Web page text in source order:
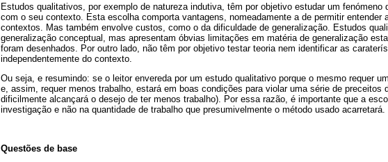
Estudos qualitativos, por exemplo de natureza indutiva, têm por objetivo estudar um fenómeno
com o seu contexto. Esta escolha comporta vantagens, nomeadamente a de permitir entender
contextos. Mas também envolve custos, como o da dificuldade de generalização. Estudos
generalização conceptual, mas apresentam óbvias limitações em matéria de generalização
foram desenhados. Por outro lado, não têm por objetivo testar teoria nem identificar as
independentemente do contexto.
Ou seja, e resumindo: se o leitor envereda por um estudo qualitativo porque o mesmo requer
e, assim, requer menos trabalho, estará em boas condições para violar uma série de preceitos
dificilmente alcançará o desejo de ter menos trabalho). Por essa razão, é importante que a
investigação e não na quantidade de trabalho que presumivelmente o método usado acarretará.
Questões de base